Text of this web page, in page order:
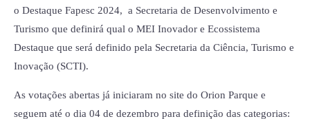
o Destaque Fapesc 2024, a Secretaria de Desenvolvimento e
Turismo que definirá qual o MEI Inovador e Ecossistema
Destaque que será definido pela Secretaria da Ciência, Turismo e
Inovação (SCTI).
As votações abertas já iniciaram no site do Orion Parque e
seguem até o dia 04 de dezembro para definição das categorias: